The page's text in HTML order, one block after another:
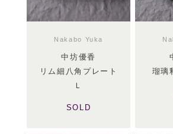
Nakabo Yuka
中坊優香
リム細八角プレート
Ｌ
SOLD
瑠璃